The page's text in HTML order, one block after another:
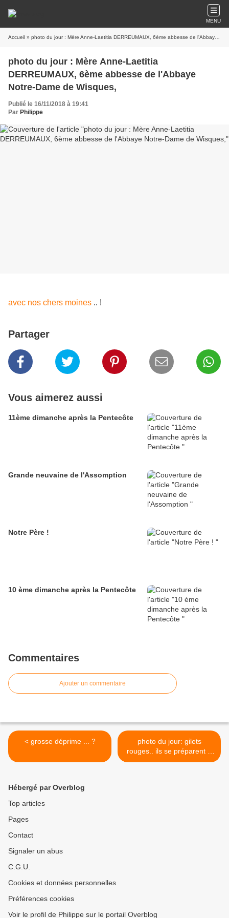
MENU
Accueil » photo du jour : Mère Anne-Laetitia DERREUMAUX, 6ème abbesse de l'Abbaye Notre-Dame de Wisques,
photo du jour : Mère Anne-Laetitia
DERREUMAUX, 6ème abbesse de l'Abbaye
Notre-Dame de Wisques,
Publié le 16/11/2018 à 19:41
Par Philippe
avec nos chers moines .. !
Partager
Vous aimerez aussi
11ème dimanche après la Pentecôte
Grande neuvaine de l'Assomption
Notre Père !
10 ème dimanche après la Pentecôte
Commentaires
Ajouter un commentaire
< grosse déprime ... ?
photo du jour: gilets
rouges.. ils se préparent à
l'Avent: Wiltener
Hébergé par Overblog
Top articles
Pages
Contact
Signaler un abus
C.G.U.
Cookies et données personnelles
Préférences cookies
Voir le profil de Philippe sur le portail Overblog